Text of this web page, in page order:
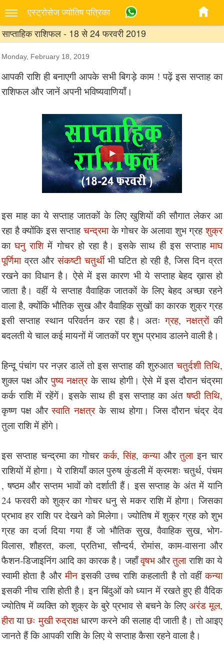
एस्‍ट्रोसेज ज्‍योतिष पत्रिका
साप्ताहिक राशिफल - 18 से 24 फरवरी 2019
Monday, February 18, 2019
आपकी राशि ही बनाएगी आपके सभी बिगड़े काम ! पढ़ें इस सप्ताह का
राशिफल और जानें अपनी भविष्यवाणियाँ।
इस माह का ये सप्ताह जातकों के लिए खुशियों की सौगात लेकर आ
रहा है क्योंकि इस सप्ताहचन्द्रमाके गोचर के अलावा शुभ ग्रहशुक्र
काघनु राशिमें गोचर हो रहा है। इसके साथ ही इस सप्ताहमाघ
पूर्णिमाव्रत औरसंकष्टी चतुर्थीभी घटित हो रही है, जिस दिन व्रत
रखने का विधान है। ऐसे में इस कारण भी ये सप्ताह बेहद ख़ास हो
जाता है। वहीं ये सप्ताह वैवाहिक जातकों के लिए बेहद अच्छा रहने
वाला है, क्योंकि भौतिक सुख और वैवाहिक सुखों का कारक शुक्र ग्रह
इसी सप्ताह स्थान परिवर्तन कर रहा है। अतःग्रह,नक्षत्रोंकी
बदलती ये चाल कई मायनों में जातकों पर शुभ प्रभाव डालने वाली है।
हिन्दू पंचांग पर नज़र डालें तो इस सप्ताह की शुरुआतचतुर्दशी तिथि,
शुक्ल पक्ष औरपुष्य नक्षत्रके साथ होगी। ऐसे में इस दौरान चंद्रमा
कर्क राशि में रहेंगें। इसके साथ ही इस सप्ताह का अंतषष्ठी तिथि,
कृष्ण पक्ष औरस्वाति नक्षत्रके साथ होगा। जिस दौरान चंद्र देव
तुला राशि में होंगे।
इस सप्ताह चन्द्रमा का गोचरकर्क,सिंह,कन्याऔरतुलाइन चार
राशियों में होगा। ये राशियाँ काल पुरुष कुंडली में क्रमशः चतुर्थ, पंचम
, षष्ठम और सप्तम भावों को दर्शाती हैं। इस सप्ताह के अंत में यानि
24 फरवरी को शुक्र का गोचर धनु से मकर राशि में होगा। जिसका
प्रभाव हर राशि पर देखने को मिलेगा। ज्योतिष में शुक्र ग्रह को शुभ
ग्रह का दर्जा दिया गया हैं जो भौतिक सुख, वैवाहिक सुख, भोग-
विलास, शौहरत, कला, प्रतिभा, सौन्दर्य, रोमांस, काम-वासना और
फैशन-डिजाइनिंग आदि का कारक है। जहाँवृषभऔरतुलाराशि का ये
स्वामी होता है औरमीनइसकी उच्च राशि कहलाती है तो वहींकन्या
इसकी नीच राशि होती है। इन बिंदुओं को ध्यान में रखते हुए ही वैदिक
ज्योतिष में व्यक्ति को शुक्र के बुरे प्रभाव से बचने के लिएअरंड मूल,
हीरायाछः मुखी रुद्राक्षधारण करने की सलाह दी जाती है। तो आइए
जानते हैं कि आपकी राशि के लिए ये सप्ताह कैसा रहने वाला है।